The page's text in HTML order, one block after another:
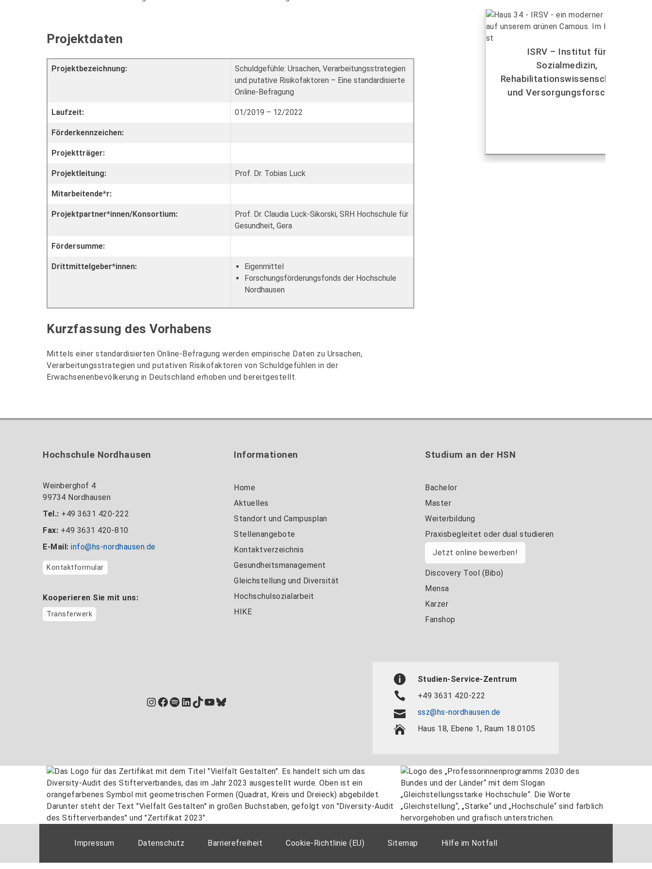
Projektdaten
Projektbezeichnung:
Schuldgefühle: Ursachen, Verarbeitungsstrategien
und putative Risikofaktoren – Eine standardisierte
Online-Befragung
Laufzeit: 01/2019 – 12/2022
Förderkennzeichen:
Projektträger:
Projektleitung: Prof. Dr. Tobias Luck
Mitarbeitende*r:
Projektpartner*innen/Konsortium:
Prof. Dr. Claudia Luck-Sikorski, SRH Hochschule für
Gesundheit, Gera
Fördersumme:
Drittmittelgeber*innen:
Eigenmittel
Forschungsförderungsfonds der Hochschule
Nordhausen
Kurzfassung des Vorhabens
Mittels einer standardisierten Online-Befragung werden empirische Daten zu Ursachen,
Verarbeitungsstrategien und putativen Risikofaktoren von Schuldgefühlen in der
Erwachsenenbevölkerung in Deutschland erhoben und bereitgestellt.
ISRV – Institut für
Sozialmedizin,
Rehabilitationswissenschaften
und Versorgungsforschung
Hochschule Nordhausen
Weinberghof 4
99734 Nordhausen
Tel.: +49 3631 420-222
Fax: +49 3631 420-810
E-Mail: info@hs-nordhausen.de
Kontaktformular
Kooperieren Sie mit uns:
Transferwerk
Informationen
Home
Aktuelles
Standort und Campusplan
Stellenangebote
Kontaktverzeichnis
Gesundheitsmanagement
Gleichstellung und Diversität
Hochschulsozialarbeit
HIKE
Studium an der HSN
Bachelor
Master
Weiterbildung
Praxisbegleitet oder dual studieren
Jetzt online bewerben!
Discovery Tool (Bibo)
Mensa
Karzer
Fanshop
Instagram
Facebook
Spotify
LinkedIn
TikTok
YouTube
Bluesky
Studien-Service-Zentrum
+49 3631 420-222
ssz@hs-nordhausen.de
Haus 18, Ebene 1, Raum 18.0105
Impressum Datenschutz Barrierefreiheit Cookie-Richtlinie (EU) Sitemap Hilfe im Notfall